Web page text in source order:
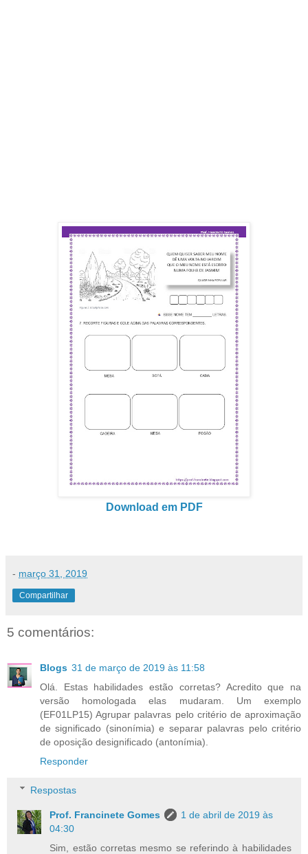
Download em PDF
- março 31, 2019
Compartilhar
5 comentários:
Blogs 31 de março de 2019 às 11:58
Olá. Estas habilidades estão corretas? Acredito que na
versão homologada elas mudaram. Um exemplo
(EF01LP15) Agrupar palavras pelo critério de aproximação
de significado (sinonímia) e separar palavras pelo critério
de oposição designificado (antonímia).
Responder
Respostas
Prof. Francinete Gomes
1 de abril de 2019 às
04:30
Sim, estão corretas mesmo se referindo à habilidades